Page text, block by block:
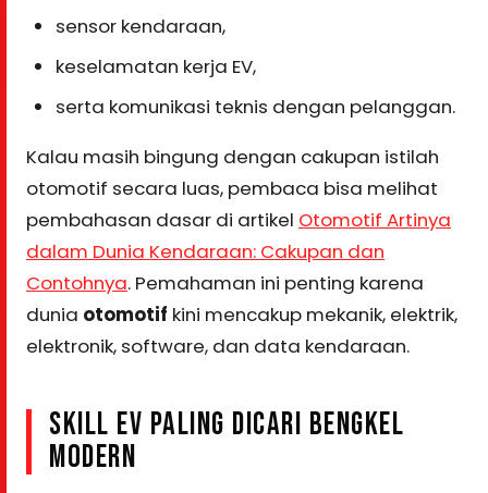
sensor kendaraan,
keselamatan kerja EV,
serta komunikasi teknis dengan pelanggan.
Kalau masih bingung dengan cakupan istilah
otomotif secara luas, pembaca bisa melihat
pembahasan dasar di artikel Otomotif Artinya
dalam Dunia Kendaraan: Cakupan dan
Contohnya. Pemahaman ini penting karena
dunia otomotif kini mencakup mekanik, elektrik,
elektronik, software, dan data kendaraan.
SKILL EV PALING DICARI BENGKEL
MODERN